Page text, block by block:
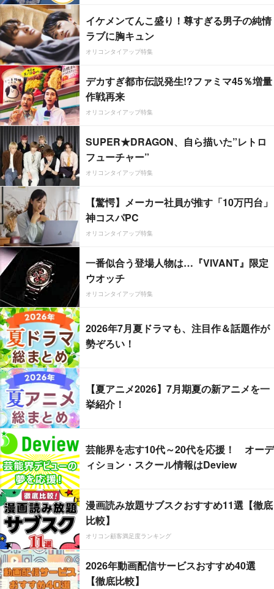
イケメンてんこ盛り！尊すぎる男子の純情
ラブに胸キュン
オリコンタイアップ特集
デカすぎ都市伝説発生!?ファミマ45％増量
作戦再来
オリコンタイアップ特集
SUPER★DRAGON、自ら描いた”レトロ
フューチャー”
オリコンタイアップ特集
【驚愕】メーカー社員が推す「10万円台」
神コスパPC
オリコンタイアップ特集
一番似合う登場人物は…『VIVANT』限定
ウオッチ
オリコンタイアップ特集
2026年7月夏ドラマも、注目作＆話題作が
勢ぞろい！
【夏アニメ2026】7月期夏の新アニメを一
挙紹介！
芸能界を志す10代～20代を応援！ オーデ
ィション・スクール情報はDeview
漫画読み放題サブスクおすすめ11選【徹底
比較】
オリコン顧客満足度ランキング
2026年動画配信サービスおすすめ40選
【徹底比較】